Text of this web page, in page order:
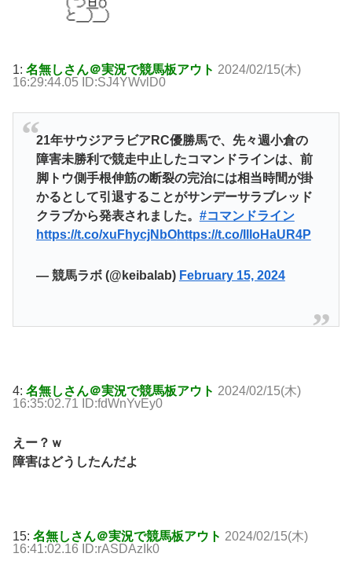
1: 名無しさん＠実況で競馬板アウト 2024/02/15(木)
16:29:44.05 ID:SJ4YWvlD0
21年サウジアラビアRC優勝馬で、先々週小倉の
障害未勝利で競走中止したコマンドラインは、前
脚トウ側手根伸筋の断裂の完治には相当時間が掛
かるとして引退することがサンデーサラブレッド
クラブから発表されました。 #コマンドライン
https://t.co/xuFhycjNbOhttps://t.co/IlloHaUR4P
— 競馬ラボ (@keibalab) February 15, 2024
4: 名無しさん＠実況で競馬板アウト 2024/02/15(木)
16:35:02.71 ID:fdWnYvEy0
えー？ｗ
障害はどうしたんだよ
15: 名無しさん＠実況で競馬板アウト 2024/02/15(木)
16:41:02.16 ID:rASDAzIk0